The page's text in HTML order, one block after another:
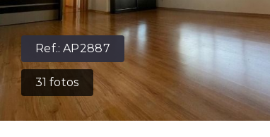
Ref.:AP2887
31 fotos